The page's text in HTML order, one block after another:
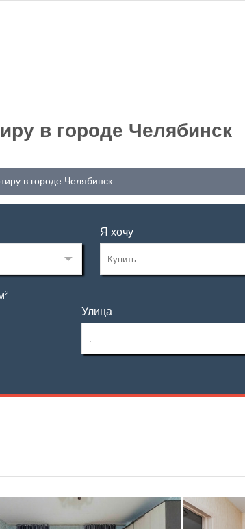
в городе Челябинск
в городе Челябинск
Я хочу
2
Улица
—
Не первый
Не последний
Тип